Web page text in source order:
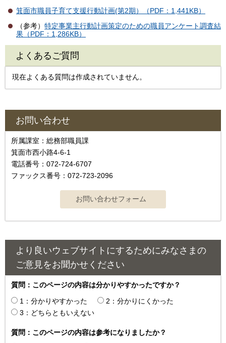
箕面市職員子育て支援行動計画(第2期）（PDF：1,441KB）
（参考） 特定事業主行動計画策定のための職員アンケート調査結
果（PDF：1,286KB）
よくあるご質問
現在よくある質問は作成されていません。
お問い合わせ
所属課室：総務部職員課
箕面市西小路4‐6‐1
電話番号：072-724-6707
ファックス番号：072-723-2096
より良いウェブサイトにするためにみなさまの
ご意見をお聞かせください
質問：このページの内容は分かりやすかったですか？
1：分かりやすかった
2：分かりにくかった
3：どちらともいえない
質問：このページの内容は参考になりましたか？